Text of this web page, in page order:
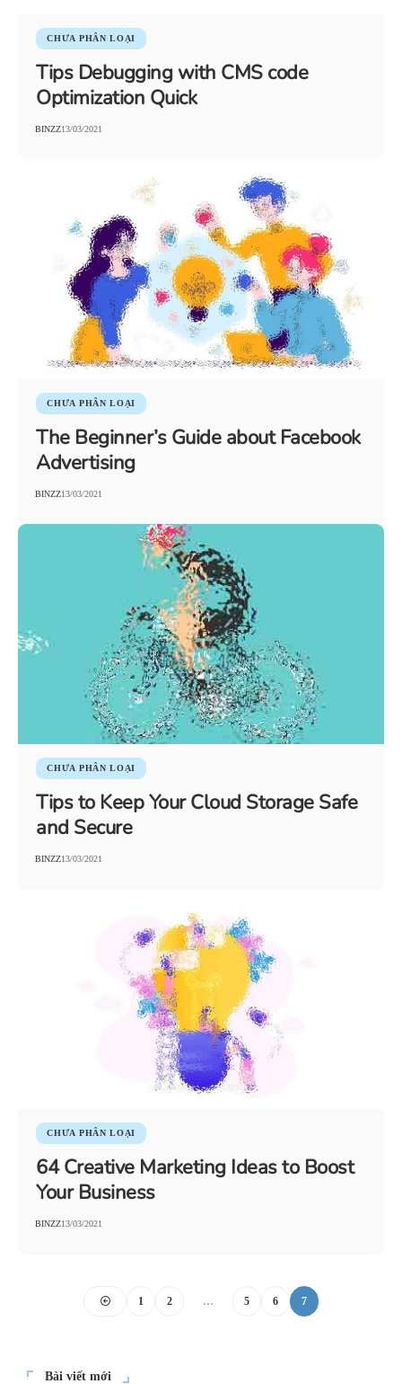
CHƯA PHÂN LOẠI
Tips Debugging with CMS code
Optimization Quick
BINZZ13/03/2021
CHƯA PHÂN LOẠI
The Beginner’s Guide about Facebook
Advertising
BINZZ13/03/2021
CHƯA PHÂN LOẠI
Tips to Keep Your Cloud Storage Safe
and Secure
BINZZ13/03/2021
CHƯA PHÂN LOẠI
64 Creative Marketing Ideas to Boost
Your Business
BINZZ13/03/2021
1 2 … 5 6 7
Bài viết mới